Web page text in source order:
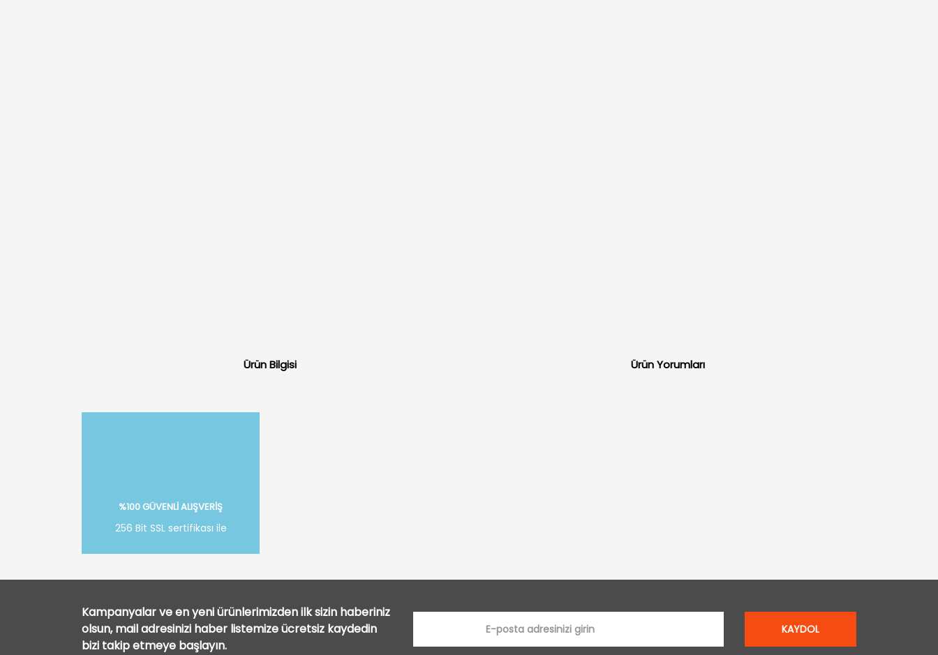
Ürün Bilgisi Ürün Yorumları
%100 GÜVENLİ ALIŞVERİŞ
256 Bit SSL sertifikası ile
Kampanyalar ve en yeni ürünlerimizden ilk sizin haberiniz
olsun, mail adresinizi haber listemize ücretsiz kaydedin
bizi takip etmeye başlayın.
KAYDOL